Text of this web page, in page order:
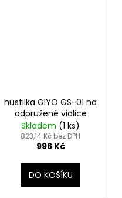
hustilka GIYO GS-01 na
odpružené vidlice
Skladem (1 ks)
823,14 Kč bez DPH
996 Kč
DO KOŠÍKU